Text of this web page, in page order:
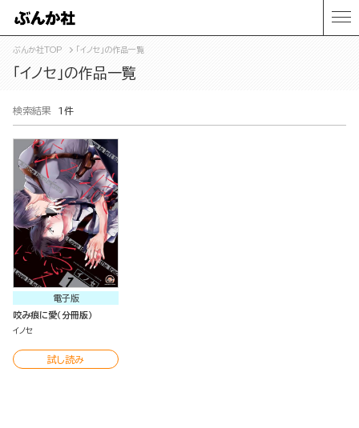
ぶんか社TOP 「イノセ」の作品一覧
「イノセ」の作品一覧
検索結果 1件
電子版
咬み痕に愛（分冊版）
イノセ
試し読み